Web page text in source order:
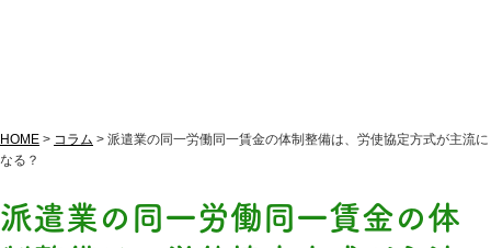
HOME > コラム > 派遣業の同一労働同一賃金の体制整備は、労使協定方式が主流に
なる？
派遣業の同一労働同一賃金の体